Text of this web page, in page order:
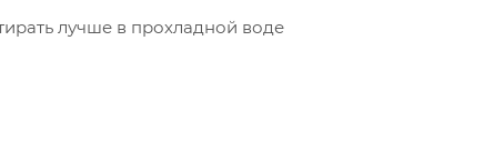
лучше в прохладной воде